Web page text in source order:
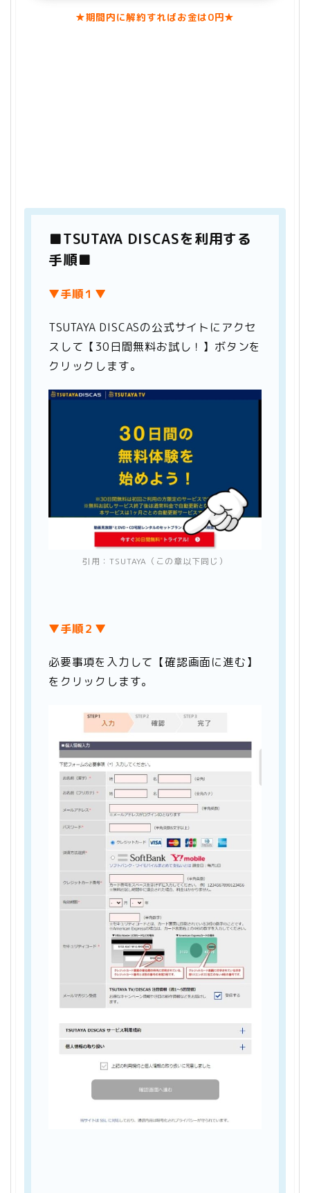
★期間内に解約すればお金は0円★
■TSUTAYA DISCASを利用する
手順■
▼手順１▼
TSUTAYA DISCASの公式サイトにアクセ
スして【30日間無料お試し！】ボタンを
クリックします。
引用： TSUTAYA （この章以下同じ）
▼手順２▼
必要事項を入力して【確認画面に進む】
をクリックします。